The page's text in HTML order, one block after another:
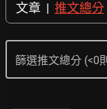
文章 | 推文總分
篩選推文總分 (<0